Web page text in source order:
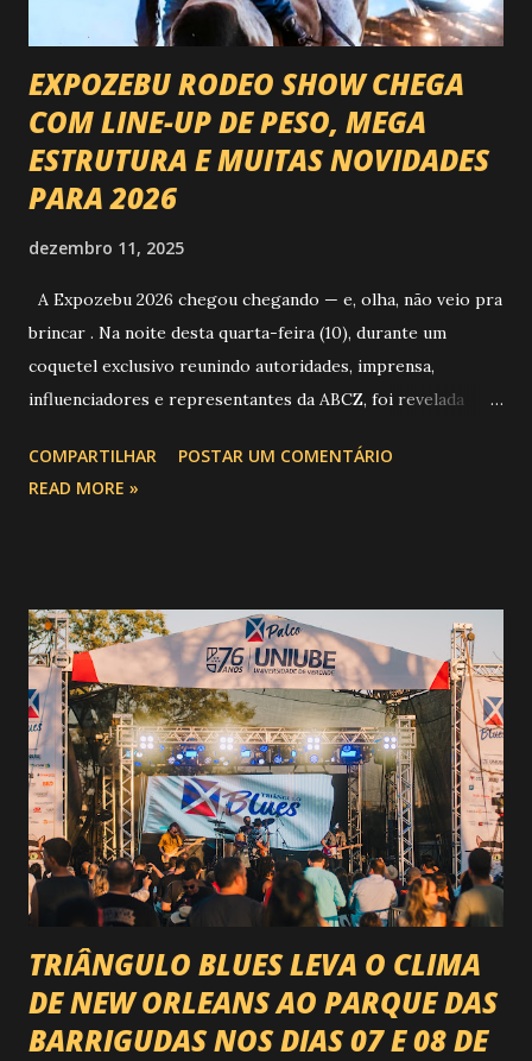
EXPOZEBU RODEO SHOW CHEGA
COM LINE-UP DE PESO, MEGA
ESTRUTURA E MUITAS NOVIDADES
PARA 2026
dezembro 11, 2025
A Expozebu 2026 chegou chegando — e, olha, não veio pra
brincar . Na noite desta quarta-feira (10), durante um
coquetel exclusivo reunindo autoridades, imprensa,
influenciadores e representantes da ABCZ, foi revelada
festa : a chegada do Campeonato de Montarias em Touros
do Circuito Rancho Primavera (CRP) , a maior companhia de
impacto é tão grande que o evento até mudou de nome:
agora é Expozebu Rodeo Shows . E não para por aí. Foto:
@circuitoranchoprimavera 🎤 LINE-UP NACIONAL QUE
VAI ESTREMECER O PARQUE Serão quatro noites , entre
24, 25, 30 de abril e 02 de maio , com oito atrações gigantes
da música brasileira , contemplando sertanejo, forró,
piseiro e sofrência nível hard: Gusttavo Lima Leonardo
Natanzinho Lima Jads & ...
COMPARTILHAR
POSTAR UM COMENTÁRIO
READ MORE »
TRIÂNGULO BLUES LEVA O CLIMA
DE NEW ORLEANS AO PARQUE DAS
BARRIGUDAS NOS DIAS 07 E 08 DE